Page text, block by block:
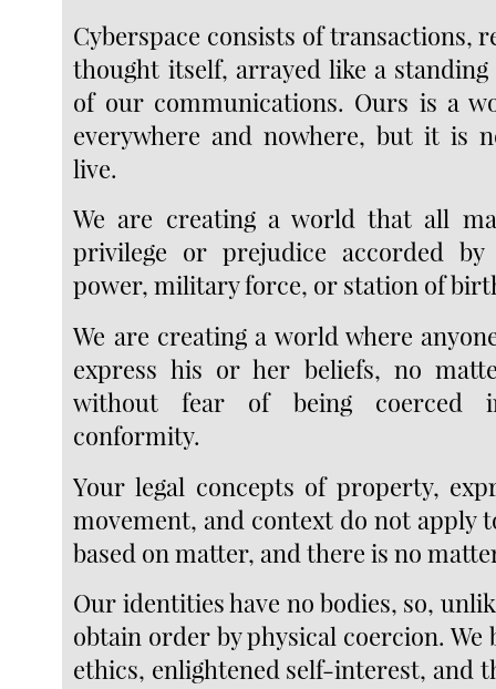
Cyberspace consists of transactions,
thought itself, arrayed like a
of our communications. Ours is a
everywhere and nowhere, but it is
live.
We are creating a world that all
privilege or prejudice accorded by
power, military force, or station of
We are creating a world where
express his or her beliefs, no
without fear of being coerced
conformity.
Your legal concepts of property,
movement, and context do not apply
based on matter, and there is no
Our identities have no bodies, so,
obtain order by physical coercion.
ethics, enlightened self-interest, and